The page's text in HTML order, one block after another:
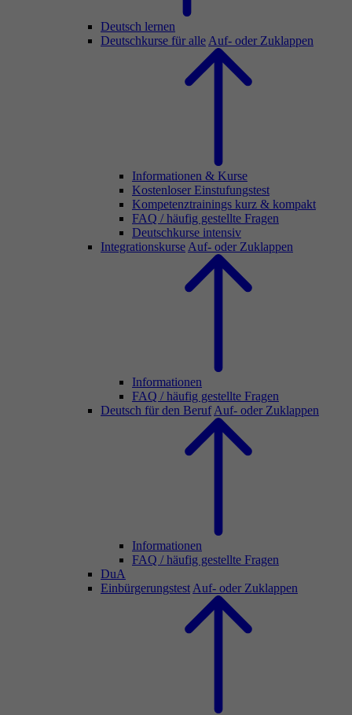
Deutsch lernen
Deutschkurse für alle Auf- oder Zuklappen
Informationen & Kurse
Kostenloser Einstufungstest
Kompetenztrainings kurz & kompakt
FAQ / häufig gestellte Fragen
Deutschkurse intensiv
Integrationskurse Auf- oder Zuklappen
Informationen
FAQ / häufig gestellte Fragen
Deutsch für den Beruf Auf- oder Zuklappen
Informationen
FAQ / häufig gestellte Fragen
DuA
Einbürgerungstest Auf- oder Zuklappen